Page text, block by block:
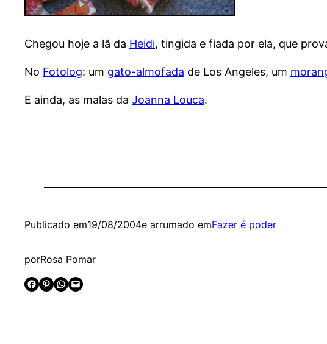
Chegou hoje a lã da Heidi, tingida e fiada por ela, que
No Fotolog: um gato-almofada de Los Angeles, um
E ainda, as malas da Joanna Louca.
Publicado em19/08/2004e arrumado emFazer é poder
porRosa Pomar
Share on Facebook
Share on Pinterest Share on WhatsApp Email this Page